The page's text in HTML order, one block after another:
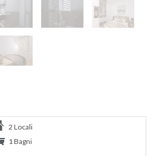
2 Locali
1 Bagni